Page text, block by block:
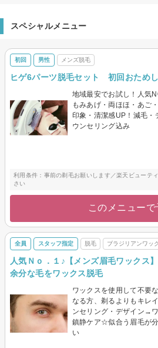
スペシャルメニュー
初回 男性 メンズ脱毛
ヒゲ6パーツ脱毛セット 初回おため
地域最安でお試し！人気
もみあげ・両ほほ・あご
印象・清潔感UP！減毛
ウンセリング込み
利用条件：事前の剃毛お願いします／楽天ビューテ
さい
このメニューで
全員 スタッフ指定 脱毛 ブラジリアンワッ
人気Ｎｏ．１♪【メンズ眉毛ワック
余分な毛をワックス脱毛
ワックスを使用して不要
なる方、剃るよりもキレ
ンセリング・デザイン→
鎮静ケア☆似合う眉毛が
い